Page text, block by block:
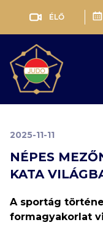
ÉLŐ
2025-11-11
NÉPES
KATA
A sportág
formagyakorlat